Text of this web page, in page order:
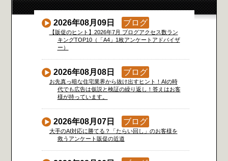
2026年08月09日 ブログ
【販促のヒント】2026年7月 ブログアクセス数ラン
キングTOP10（「A4」1枚アンケートアドバイザ
ー）
2026年08月08日 ブログ
お先真っ暗な住宅業界から抜け出すヒント！AIの時
代でも広告は仮説と検証の繰り返し！答えはお客
様が持っています。
2026年08月07日 ブログ
大手のAI対応に勝てる？「たらい回し」のお客様を
救うアンケート販促の近道